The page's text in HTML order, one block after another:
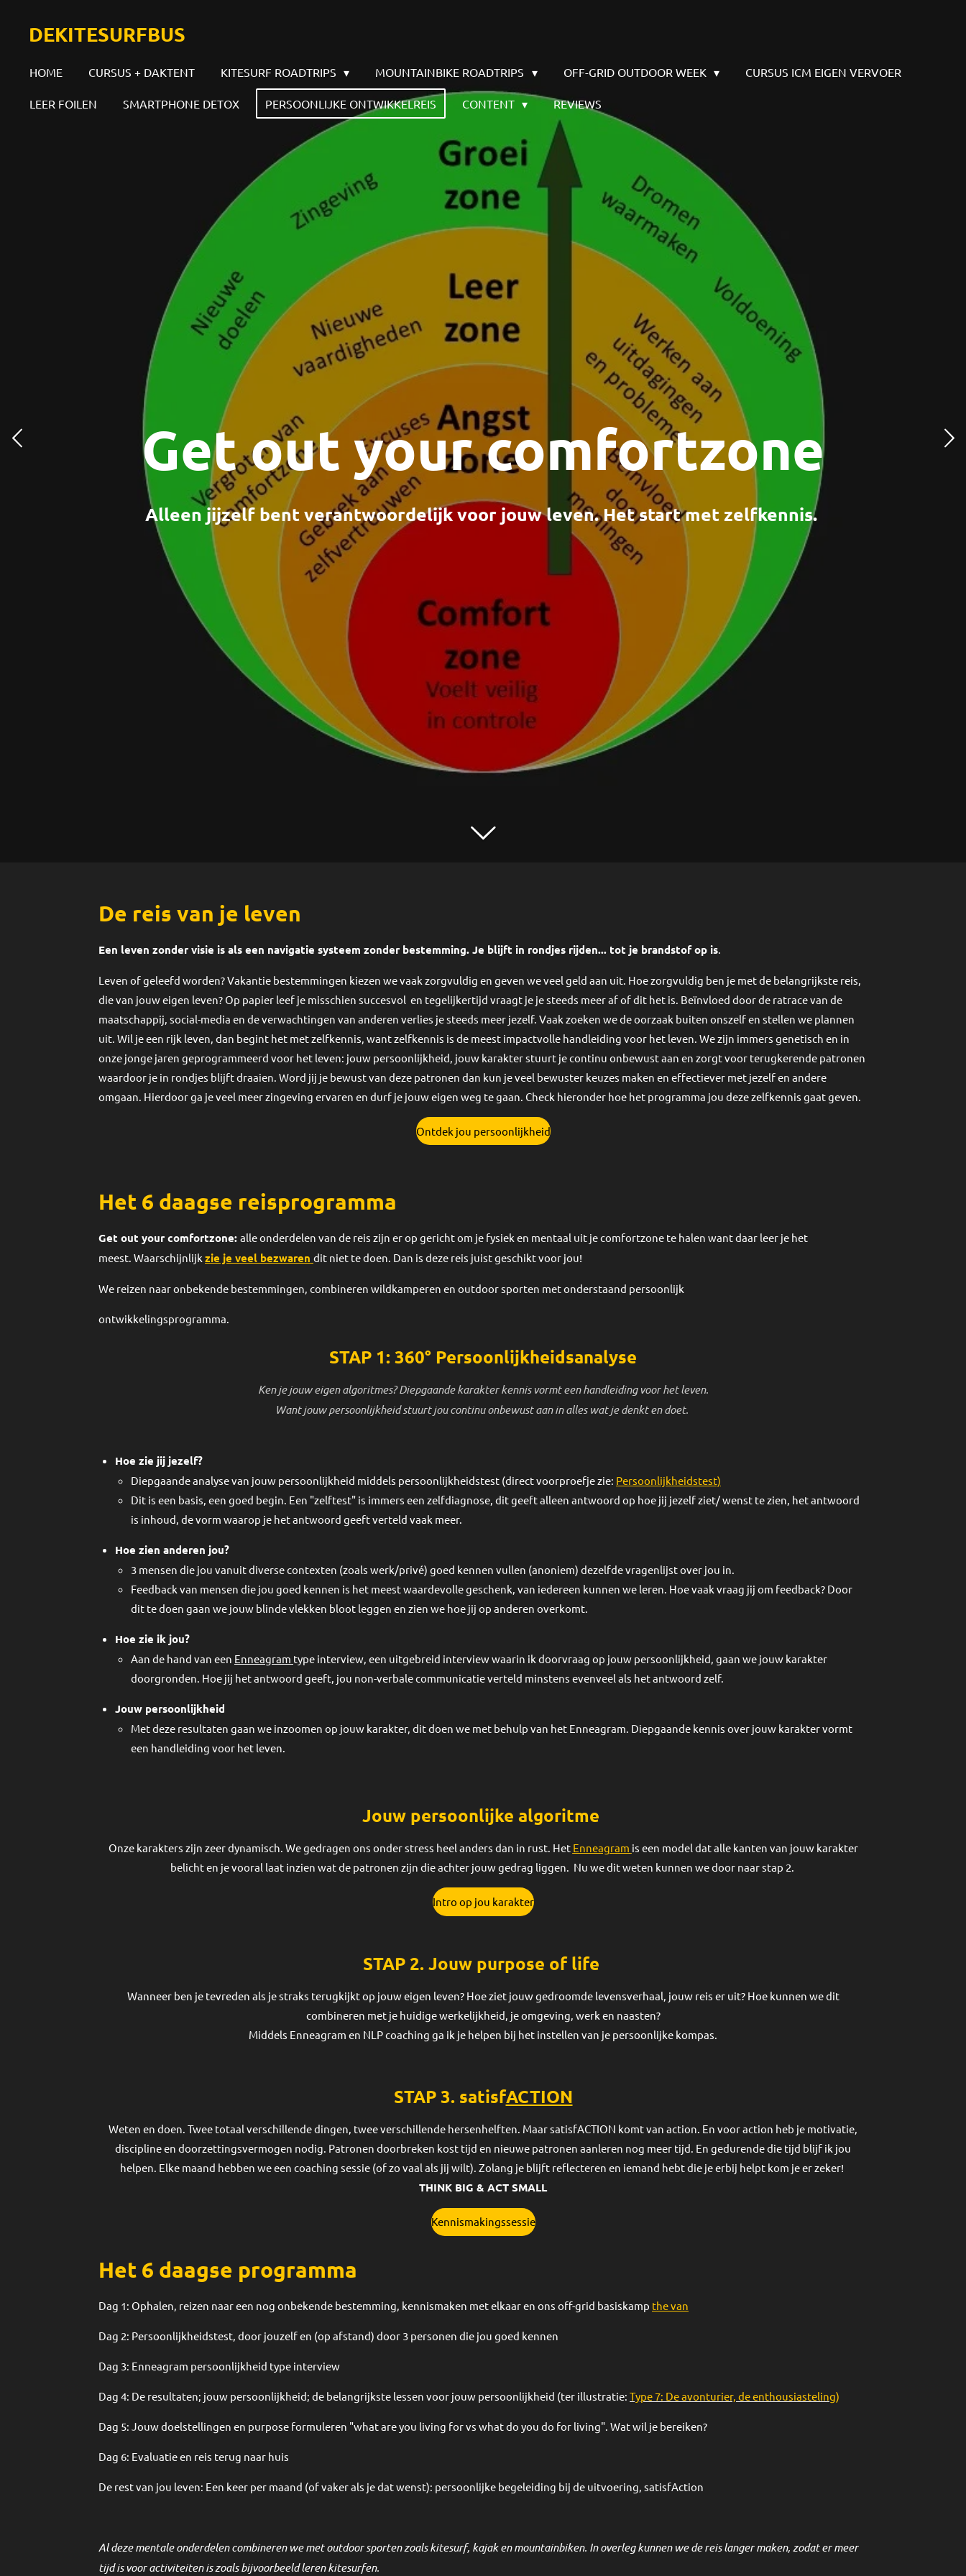
DEKITESURFBUS
HOME CURSUS + DAKTENT KITESURF ROADTRIPS MOUNTAINBIKE ROADTRIPS OFF-GRID OUTDOOR WEEK CURSUS ICM EIGEN VERVOER
LEER FOILEN SMARTPHONE DETOX PERSOONLIJKE ONTWIKKELREIS CONTENT REVIEWS
Get out your comfortzone
Alleen jijzelf bent verantwoordelijk voor jouw leven. Het start met zelfkennis.
De reis van je leven
Een leven zonder visie is als een navigatie systeem zonder bestemming. Je blijft in rondjes rijden... tot je brandstof op is.
Leven of geleefd worden? Vakantie bestemmingen kiezen we vaak zorgvuldig en geven we veel geld aan uit. Hoe zorgvuldig ben je met de belangrijkste reis,
die van jouw eigen leven? Op papier leef je misschien succesvol en tegelijkertijd vraagt je je steeds meer af of dit het is. Beïnvloed door de ratrace van de
maatschappij, social-media en de verwachtingen van anderen verlies je steeds meer jezelf. Vaak zoeken we de oorzaak buiten onszelf en stellen we plannen
uit. Wil je een rijk leven, dan begint het met zelfkennis, want zelfkennis is de meest impactvolle handleiding voor het leven. We zijn immers genetisch en in
onze jonge jaren geprogrammeerd voor het leven: jouw persoonlijkheid, jouw karakter stuurt je continu onbewust aan en zorgt voor terugkerende patronen
waardoor je in rondjes blijft draaien. Word jij je bewust van deze patronen dan kun je veel bewuster keuzes maken en effectiever met jezelf en andere
omgaan. Hierdoor ga je veel meer zingeving ervaren en durf je jouw eigen weg te gaan. Check hieronder hoe het programma jou deze zelfkennis gaat geven.
Ontdek jou persoonlijkheid
Het 6 daagse reisprogramma
Get out your comfortzone: alle onderdelen van de reis zijn er op gericht om je fysiek en mentaal uit je comfortzone te halen want daar leer je het
meest. Waarschijnlijk zie je veel bezwaren dit niet te doen. Dan is deze reis juist geschikt voor jou!
We reizen naar onbekende bestemmingen, combineren wildkamperen en outdoor sporten met onderstaand persoonlijk
ontwikkelingsprogramma.
STAP 1: 360° Persoonlijkheidsanalyse
Ken je jouw eigen algoritmes? Diepgaande karakter kennis vormt een handleiding voor het leven.
Want jouw persoonlijkheid stuurt jou continu onbewust aan in alles wat je denkt en doet.
Hoe zie jij jezelf?
Diepgaande analyse van jouw persoonlijkheid middels persoonlijkheidstest (direct voorproefje zie: Persoonlijkheidstest)
Dit is een basis, een goed begin. Een "zelftest" is immers een zelfdiagnose, dit geeft alleen antwoord op hoe jij jezelf ziet/ wenst te zien, het antwoord
is inhoud, de vorm waarop je het antwoord geeft verteld vaak meer.
Hoe zien anderen jou?
3 mensen die jou vanuit diverse contexten (zoals werk/privé) goed kennen vullen (anoniem) dezelfde vragenlijst over jou in.
Feedback van mensen die jou goed kennen is het meest waardevolle geschenk, van iedereen kunnen we leren. Hoe vaak vraag jij om feedback? Door
dit te doen gaan we jouw blinde vlekken bloot leggen en zien we hoe jij op anderen overkomt.
Hoe zie ik jou?
Aan de hand van een Enneagram type interview, een uitgebreid interview waarin ik doorvraag op jouw persoonlijkheid, gaan we jouw karakter
doorgronden. Hoe jij het antwoord geeft, jou non-verbale communicatie verteld minstens evenveel als het antwoord zelf.
Jouw persoonlijkheid
Met deze resultaten gaan we inzoomen op jouw karakter, dit doen we met behulp van het Enneagram. Diepgaande kennis over jouw karakter vormt
een handleiding voor het leven.
Jouw persoonlijke algoritme
Onze karakters zijn zeer dynamisch. We gedragen ons onder stress heel anders dan in rust. Het Enneagram is een model dat alle kanten van jouw karakter
belicht en je vooral laat inzien wat de patronen zijn die achter jouw gedrag liggen. Nu we dit weten kunnen we door naar stap 2.
Intro op jou karakter
STAP 2. Jouw purpose of life
Wanneer ben je tevreden als je straks terugkijkt op jouw eigen leven? Hoe ziet jouw gedroomde levensverhaal, jouw reis er uit? Hoe kunnen we dit
combineren met je huidige werkelijkheid, je omgeving, werk en naasten?
Middels Enneagram en NLP coaching ga ik je helpen bij het instellen van je persoonlijke kompas.
STAP 3. satisfACTION
Weten en doen. Twee totaal verschillende dingen, twee verschillende hersenhelften. Maar satisfACTION komt van action. En voor action heb je motivatie,
discipline en doorzettingsvermogen nodig. Patronen doorbreken kost tijd en nieuwe patronen aanleren nog meer tijd. En gedurende die tijd blijf ik jou
helpen. Elke maand hebben we een coaching sessie (of zo vaal als jij wilt). Zolang je blijft reflecteren en iemand hebt die je erbij helpt kom je er zeker!
THINK BIG & ACT SMALL
Kennismakingssessie
Het 6 daagse programma
Dag 1: Ophalen, reizen naar een nog onbekende bestemming, kennismaken met elkaar en ons off-grid basiskamp the van
Dag 2: Persoonlijkheidstest, door jouzelf en (op afstand) door 3 personen die jou goed kennen
Dag 3: Enneagram persoonlijkheid type interview
Dag 4: De resultaten; jouw persoonlijkheid; de belangrijkste lessen voor jouw persoonlijkheid (ter illustratie: Type 7: De avonturier, de enthousiasteling)
Dag 5: Jouw doelstellingen en purpose formuleren "what are you living for vs what do you do for living". Wat wil je bereiken?
Dag 6: Evaluatie en reis terug naar huis
De rest van jou leven: Een keer per maand (of vaker als je dat wenst): persoonlijke begeleiding bij de uitvoering, satisfAction
Al deze mentale onderdelen combineren we met outdoor sporten zoals kitesurf, kajak en mountainbiken. In overleg kunnen we de reis langer maken, zodat er meer
tijd is voor activiteiten is zoals bijvoorbeeld leren kitesurfen.